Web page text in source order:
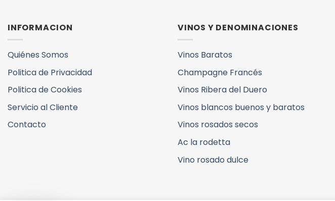
INFORMACION
Quiénes Somos
Politica de Privacidad
Politica de Cookies
Servicio al Cliente
Contacto
VINOS Y DENOMINACIONES
Vinos Baratos
Champagne Francés
Vinos Ribera del Duero
Vinos blancos buenos y baratos
Vinos rosados secos
Ac la rodetta
Vino rosado dulce